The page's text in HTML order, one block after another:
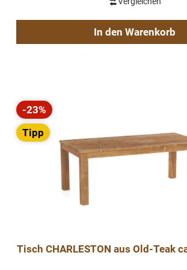
In den Warenkorb
Rabatt
-23%
Tipp
Tisch CHARLESTON aus Old-Teak